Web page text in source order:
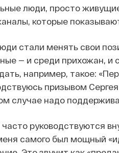
люди, просто
которые
стали менять свои
— и среди прихожан, и
например, такое:
призывом
случае надо
руководствуются
самого был мощный